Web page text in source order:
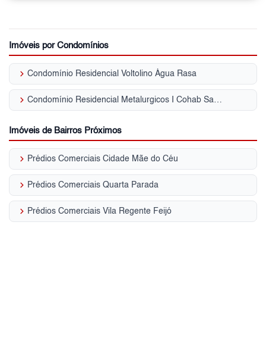
Imóveis por Condomínios
keyboard_arrow_right Condomínio Residencial Voltolino Água Rasa
keyboard_arrow_right Condomínio Residencial Metalurgicos I Cohab Santa Etelvina II
Imóveis de Bairros Próximos
keyboard_arrow_right Prédios Comerciais Cidade Mãe do Céu
keyboard_arrow_right Prédios Comerciais Quarta Parada
keyboard_arrow_right Prédios Comerciais Vila Regente Feijó